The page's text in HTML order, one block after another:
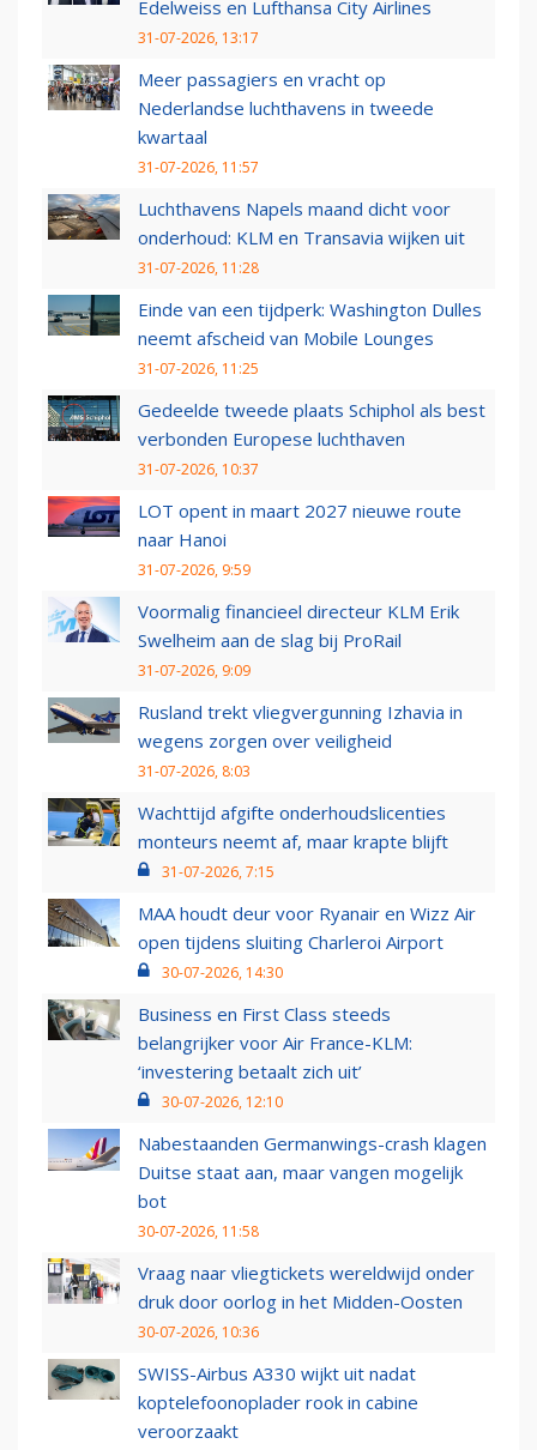
Edelweiss en Lufthansa City Airlines
31-07-2026, 13:17
Meer passagiers en vracht op
Nederlandse luchthavens in tweede
kwartaal
31-07-2026, 11:57
Luchthavens Napels maand dicht voor
onderhoud: KLM en Transavia wijken uit
31-07-2026, 11:28
Einde van een tijdperk: Washington Dulles
neemt afscheid van Mobile Lounges
31-07-2026, 11:25
Gedeelde tweede plaats Schiphol als best
verbonden Europese luchthaven
31-07-2026, 10:37
LOT opent in maart 2027 nieuwe route
naar Hanoi
31-07-2026, 9:59
Voormalig financieel directeur KLM Erik
Swelheim aan de slag bij ProRail
31-07-2026, 9:09
Rusland trekt vliegvergunning Izhavia in
wegens zorgen over veiligheid
31-07-2026, 8:03
Wachttijd afgifte onderhoudslicenties
monteurs neemt af, maar krapte blijft
31-07-2026, 7:15
MAA houdt deur voor Ryanair en Wizz Air
open tijdens sluiting Charleroi Airport
30-07-2026, 14:30
Business en First Class steeds
belangrijker voor Air France-KLM:
‘investering betaalt zich uit’
30-07-2026, 12:10
Nabestaanden Germanwings-crash klagen
Duitse staat aan, maar vangen mogelijk
bot
30-07-2026, 11:58
Vraag naar vliegtickets wereldwijd onder
druk door oorlog in het Midden-Oosten
30-07-2026, 10:36
SWISS-Airbus A330 wijkt uit nadat
koptelefoonoplader rook in cabine
veroorzaakt